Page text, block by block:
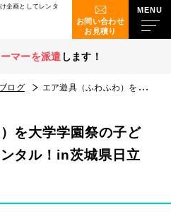
企画としてレンタ
お問い合わせ
お見積り
マーを派遣 します！
ログ エア遊具（ふわふわ）を大学学園祭の子ども向け企画としてレンタル！in茨城県日立市
を大学学園祭の子ど
タル！in茨城県日立